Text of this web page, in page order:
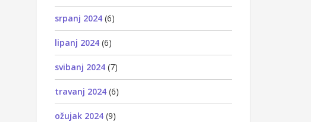
srpanj 2024 (6)
lipanj 2024 (6)
svibanj 2024 (7)
travanj 2024 (6)
ožujak 2024 (9)